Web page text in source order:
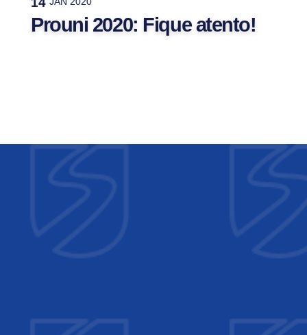
Prouni 2020: Fique atento!